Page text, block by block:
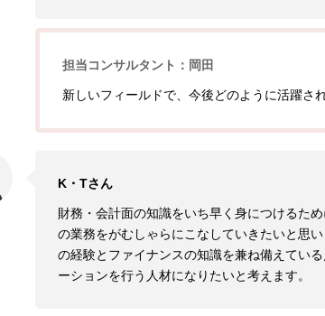
担当コンサルタント：岡田
新しいフィールドで、今後どのように活躍さ
K・Tさん
財務・会計面の知識をいち早く身につけるた
の業務をがむしゃらにこなしていきたいと思
の経験とファイナンスの知識を兼ね備えてい
ーションを行う人材になりたいと考えます。